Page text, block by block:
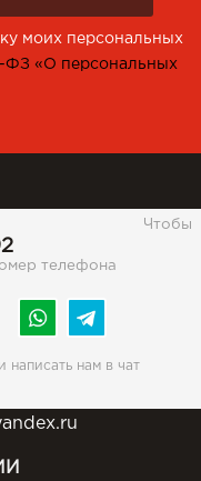
моих персональных
ФЗ «О персональных
Чтобы
телефона
написать нам в чат